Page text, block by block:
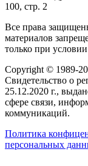
100, стр. 2
Все права
материалов
только при
Copyright © 1989-
Свидетельство о
25.12.2020 г.,
сфере связи,
коммуникаций.
Политика
персональных